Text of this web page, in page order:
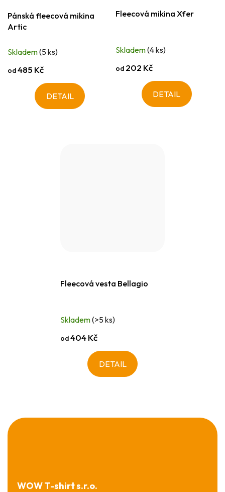
Pánská fleecová mikina
Artic
Skladem(5 ks)
od485 Kč
DETAIL
Fleecová mikina Xfer
Skladem(4 ks)
od 202 Kč
DETAIL
Fleecová vesta Bellagio
Skladem(>5 ks)
od404 Kč
DETAIL
Z
á
WOW T-shirt s.r.o.